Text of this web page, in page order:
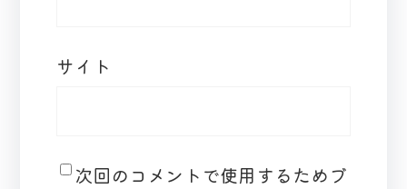
サイト
次回のコメントで使用するためブ